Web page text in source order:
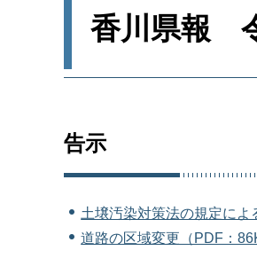
香川県報
告示
土壌汚染対策法の規定によ
道路の区域変更（PDF：